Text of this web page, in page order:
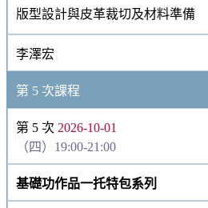
版型設計與皮革裁切及材料準備
李澤宏
第 5 次課程
第 5 次 2026-10-01
（四）19:00-21:00
基礎功作品一托特包系列